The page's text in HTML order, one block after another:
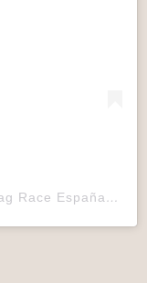
Una publicación compartida de Drag Race España (@dragracees)